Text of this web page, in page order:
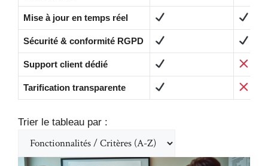
Mise à jour en temps réel
Sécurité & conformité RGPD
Support client dédié
Tarification transparente
Trier le tableau par :